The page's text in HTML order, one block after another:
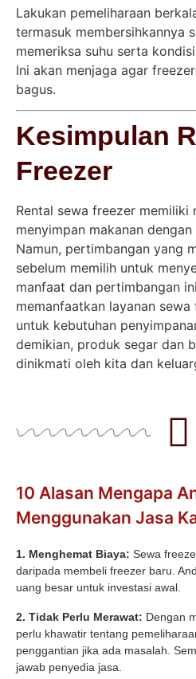
Lakukan pemeliharaan
termasuk membersihkannya
memeriksa suhu serta
Ini akan menjaga agar
bagus.
Kesimpulan
Freezer
Rental sewa freezer memiliki
menyimpan makanan
Namun, pertimbangan yang
sebelum memilih untuk
manfaat dan pertimbangan
memanfaatkan layanan
untuk kebutuhan
demikian, produk segar dan
dinikmati oleh kita dan
10 Alasan Mengapa
Menggunakan Jasa
1. Menghemat Biaya: Sewa
daripada membeli freezer baru.
uang besar untuk investasi awal.
2. Tidak Perlu Merawat: Dengan
perlu khawatir tentang
penggantian jika ada masalah.
jawab penyedia jasa.